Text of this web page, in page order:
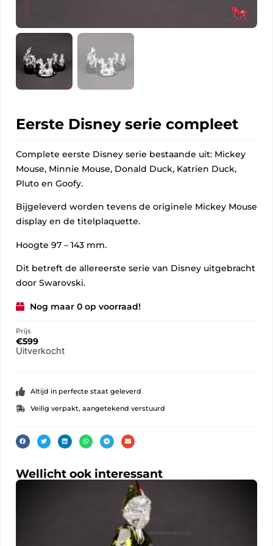
Eerste Disney serie compleet
Complete eerste Disney serie bestaande uit: Mickey
Mouse, Minnie Mouse, Donald Duck, Katrien Duck,
Pluto en Goofy.
Bijgeleverd worden tevens de originele Mickey Mouse
display en de titelplaquette.
Hoogte 97 – 143 mm.
Dit betreft de allereerste serie van Disney uitgebracht
door Swarovski.
Nog maar 0 op voorraad!
Prijs
€599
Uitverkocht
Altijd in perfecte staat geleverd
Veilig verpakt, aangetekend verstuurd
Wellicht ook interessant